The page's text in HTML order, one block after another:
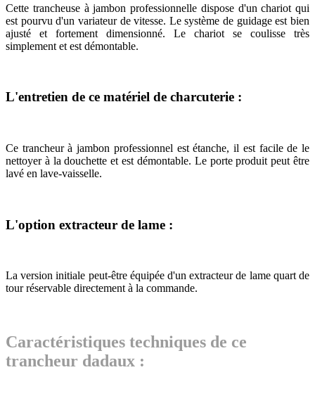
Cette trancheuse à jambon professionnelle dispose d'un chariot qui
est pourvu d'un variateur de vitesse. Le système de guidage est bien
ajusté et fortement dimensionné. Le chariot se coulisse très
simplement et est démontable.
L'entretien de ce matériel de charcuterie :
Ce trancheur à jambon professionnel est étanche, il est facile de le
nettoyer à la douchette et est démontable. Le porte produit peut être
lavé en lave-vaisselle.
L'option extracteur de lame :
La version initiale peut-être équipée d'un extracteur de lame quart de
tour réservable directement à la commande.
Caractéristiques techniques de ce
trancheur dadaux :